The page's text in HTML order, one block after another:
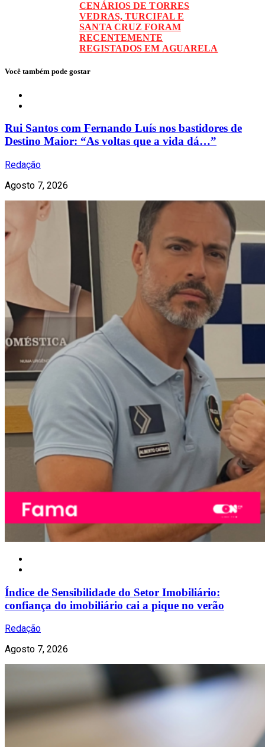
CENÁRIOS DE TORRES
VEDRAS, TURCIFAL E
SANTA CRUZ FORAM
RECENTEMENTE
REGISTADOS EM AGUARELA
Você também pode gostar
Rui Santos com Fernando Luís nos bastidores de
Destino Maior: “As voltas que a vida dá…”
Redação
Agosto 7, 2026
Índice de Sensibilidade do Setor Imobiliário:
confiança do imobiliário cai a pique no verão
Redação
Agosto 7, 2026